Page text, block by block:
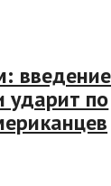
ударит по